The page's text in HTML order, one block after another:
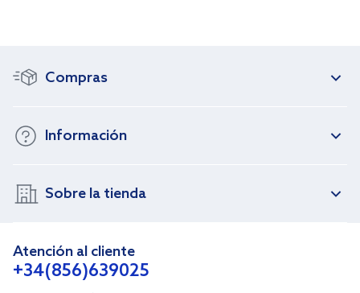
Compras
Información
Sobre la tienda
Atención al cliente
+34(856)639025